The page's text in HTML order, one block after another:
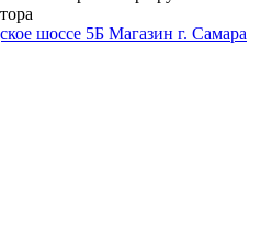
шоссе 5Б Магазин г. Самара